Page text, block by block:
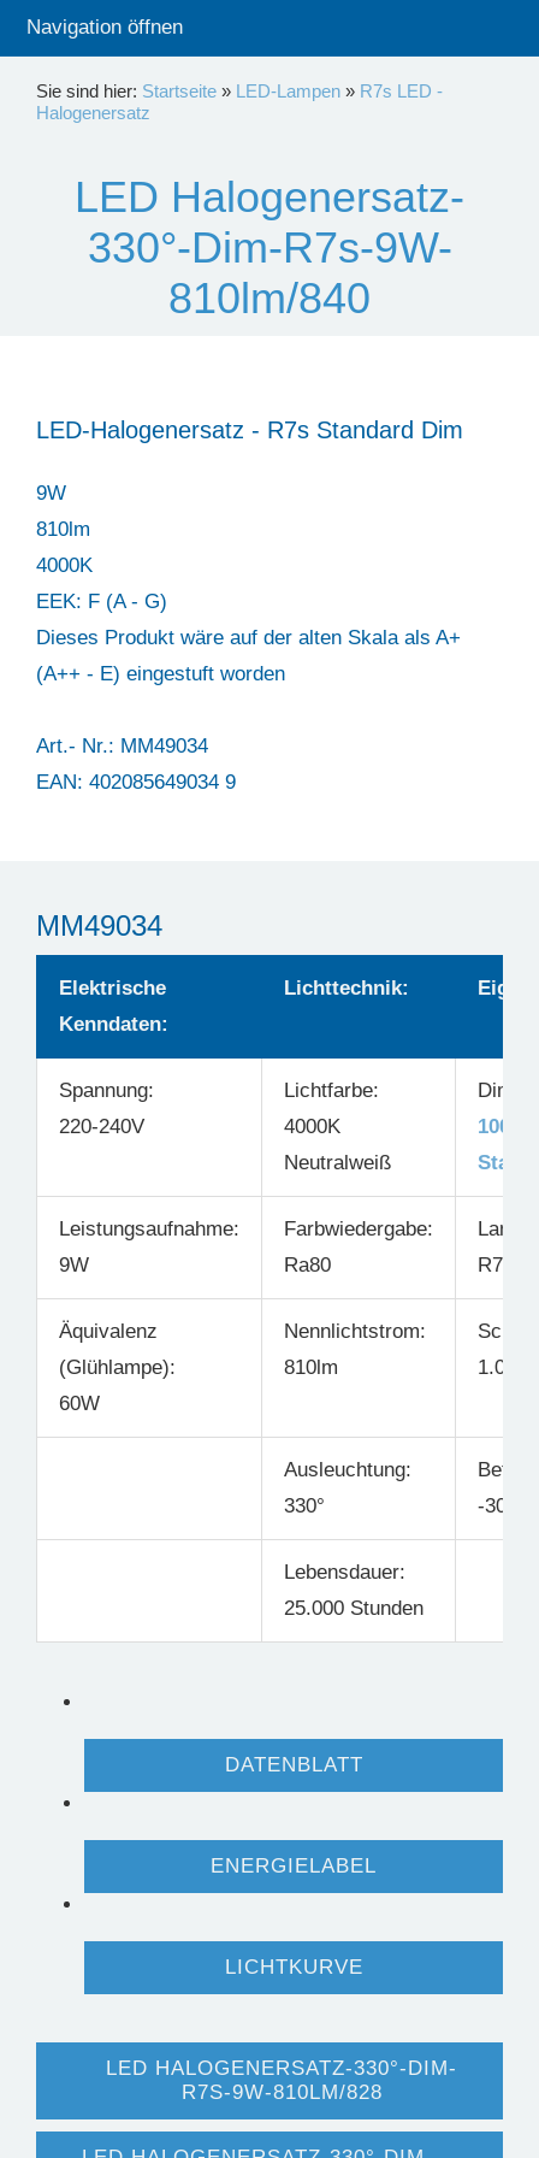
Navigation öffnen
Sie sind hier: Startseite » LED-Lampen » R7s LED -
Halogenersatz
LED Halogenersatz-
330°-Dim-R7s-9W-
810lm/840
LED-Halogenersatz - R7s Standard Dim
9W
810lm
4000K
EEK: F (A - G)
Dieses Produkt wäre auf der alten Skala als A+
(A++ - E) eingestuft worden
Art.- Nr.: MM49034
EAN: 402085649034 9
MM49034
Elektrische
Kenndaten:
Lichttechnik:
Spannung:
220-240V
Lichtfarbe:
4000K
Neutralweiß
100-
Leistungsaufnahme:
9W
Farbwiedergabe:
Ra80
R7s
Äquivalenz
(Glühlampe):
60W
Nennlichtstrom:
810lm
Ausleuchtung:
330°
-30°C
Lebensdauer:
25.000 Stunden
DATENBLATT
ENERGIELABEL
LICHTKURVE
LED HALOGENERSATZ-330°-DIM-
R7S-9W-810LM/828